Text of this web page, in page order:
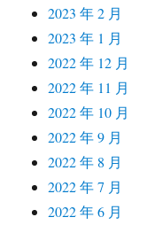
2023 年 2 月
2023 年 1 月
2022 年 12 月
2022 年 11 月
2022 年 10 月
2022 年 9 月
2022 年 8 月
2022 年 7 月
2022 年 6 月